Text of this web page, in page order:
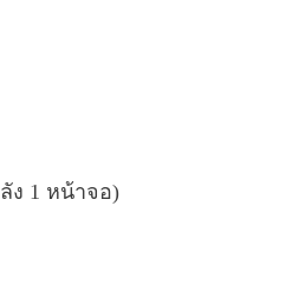
ง 1 หน้าจอ)